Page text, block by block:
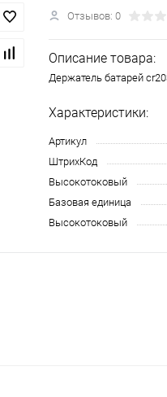
Отзывов: 0
Описание товара:
Держатель батарей
Характеристики:
Артикул
ШтрихКод
Высокотоковый
Базовая единица
Высокотоковый